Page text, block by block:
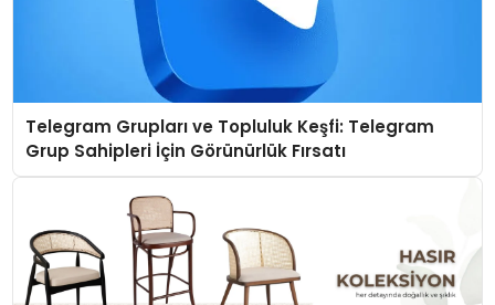
Telegram Grupları ve Topluluk Keşfi: Telegram
Grup Sahipleri İçin Görünürlük Fırsatı